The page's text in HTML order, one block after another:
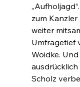
zum
weiter
Umfragetief
Woidke.
Scholz